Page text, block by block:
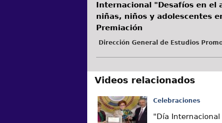
Internacional "Desafíos en el
niñas, niños y adolescentes
Premiación
Dirección General de Estudios
Videos relacionados
Celebraciones
"Día